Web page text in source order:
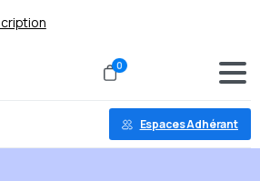
0
Espaces Adhérant